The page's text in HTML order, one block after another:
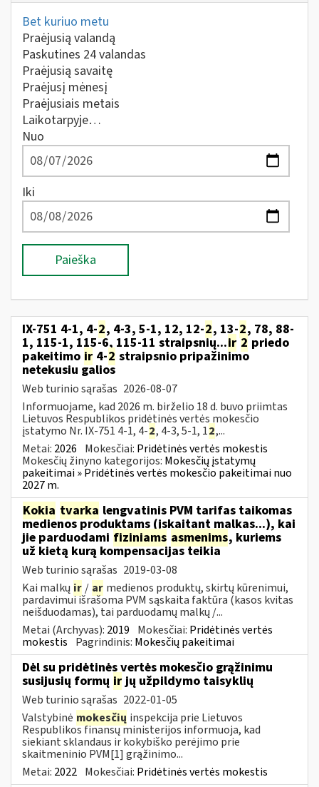
Bet kuriuo metu
Praėjusią valandą
Paskutines 24 valandas
Praėjusią savaitę
Praėjusį mėnesį
Praėjusiais metais
Laikotarpyje…
Nuo
Iki
Paieška
IX-751 4-1, 4-2, 4-3, 5-1, 12, 12-2, 13-2, 78, 88-
1, 115-1, 115-6, 115-11 straipsnių...ir 2 priedo
pakeitimo ir 4-2 straipsnio pripažinimo
netekusiu galios
Web turinio sąrašas 2026-08-07
Informuojame, kad 2026 m. birželio 18 d. buvo priimtas
Lietuvos Respublikos pridėtinės vertės mokesčio
įstatymo Nr. IX-751 4-1, 4-2, 4-3, 5-1, 12,...
Metai: 2026 Mokesčiai: Pridėtinės vertės mokestis
Mokesčių žinyno kategorijos: Mokesčių įstatymų
pakeitimai » Pridėtinės vertės mokesčio pakeitimai nuo
2027 m.
Kokia tvarka lengvatinis PVM tarifas taikomas
medienos produktams (įskaitant malkas...), kai
jie parduodami fiziniams asmenims, kuriems
už kietą kurą kompensacijas teikia
Web turinio sąrašas 2019-03-08
Kai malkų ir / ar medienos produktų, skirtų kūrenimui,
pardavimui išrašoma PVM sąskaita faktūra (kasos kvitas
neišduodamas), tai parduodamų malkų /...
Metai (Archyvas): 2019 Mokesčiai: Pridėtinės vertės
mokestis Pagrindinis: Mokesčių pakeitimai
Dėl su pridėtinės vertės mokesčio grąžinimu
susijusių formų irjų užpildymo taisyklių
Web turinio sąrašas 2022-01-05
Valstybinė mokesčių inspekcija prie Lietuvos
Respublikos finansų ministerijos informuoja, kad
siekiant sklandaus ir kokybiško perėjimo prie
skaitmeninio PVM[1] grąžinimo...
Metai: 2022 Mokesčiai: Pridėtinės vertės mokestis